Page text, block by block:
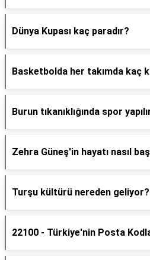
Dünya Kupası kaç paradır?
Basketbolda her takımda kaç
Burun tıkanıklığında spor
Zehra Güneş'in hayatı nasıl
Turşu kültürü nereden geliyor?
22100 - Türkiye'nin Posta